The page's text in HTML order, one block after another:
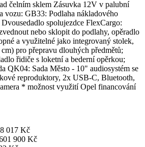
čelním sklem Zásuvka 12V v palubní
vozu: GB33: Podlaha nákladového
spolujezdce FlexCargo:
nebo sklopit do podlahy, opěradlo
a využitelné jako integrovaný stolek,
pro přepravu dlouhých předmětů;
řidiče s loketní a bederní opěrkou;
QK04: Sada Město - 10" audiosystém se
reproduktory, 2x USB-C, Bluetooth,
* možnost využití Opel financování
017 Kč
900 Kč